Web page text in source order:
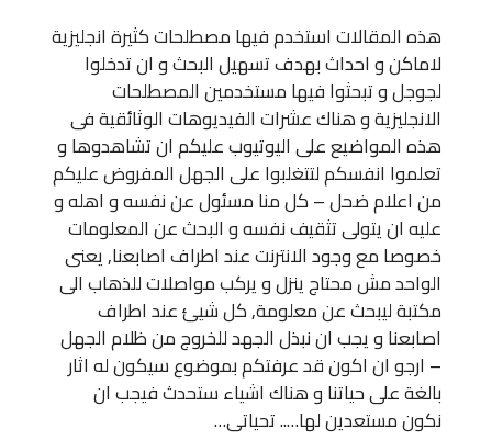
هذه المقالات استخدم فيها مصطلحات كثيرة انجليزية
لاماكن و احداث بهدف تسهيل البحث و ان تدخلوا
لجوجل و تبحثوا فيها مستخدمين المصطلحات
الانجليزية و هناك عشرات الفيديوهات الوثائقية فى
هذه المواضيع على اليوتيوب عليكم ان تشاهدوها و
تعلموا انفسكم لتتغلبوا على الجهل المفروض عليكم
من اعلام ضحل – كل منا مسئول عن نفسه و اهله و
عليه ان يتولى تثقيف نفسه و البحث عن المعلومات
خصوصا مع وجود الانترنت عند اطراف اصابعنا, يعنى
الواحد مش محتاج ينزل و يركب مواصلات للذهاب الى
مكتبة ليبحث عن معلومة, كل شيئ عند اطراف
اصابعنا و يجب ان نبذل الجهد للخروج من ظلام الجهل
– ارجو ان اكون قد عرفتكم بموضوع سيكون له اثار
بالغة على حياتنا و هناك اشياء ستحدث فيجب ان
نكون مستعدين لها….. تحياتى…